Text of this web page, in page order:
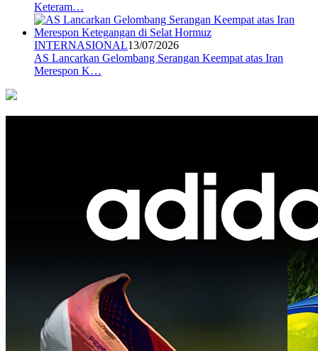
Keteram…
INTERNASIONAL13/07/2026
AS Lancarkan Gelombang Serangan Keempat atas Iran
Merespon K…